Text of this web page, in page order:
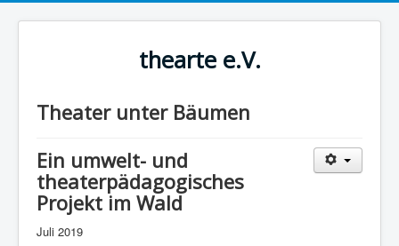
thearte e.V.
Theater unter Bäumen
Ein umwelt- und
theaterpädagogisches
Projekt im Wald
Juli 2019